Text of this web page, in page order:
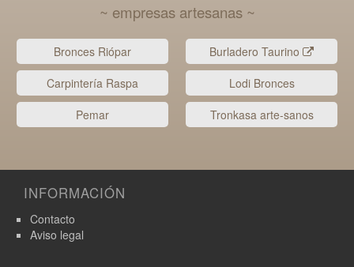
~ empresas artesanas ~
Bronces Riópar
Burladero Taurino
Carpintería Raspa
Lodi Bronces
Pemar
Tronkasa arte-sanos
INFORMACIÓN
Contacto
Aviso legal